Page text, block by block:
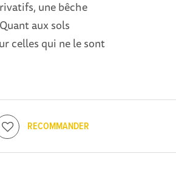
une bêche
aux sols
celles qui ne le sont
RECOMMANDER